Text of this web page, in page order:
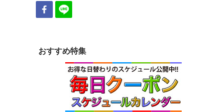
おすすめ特集